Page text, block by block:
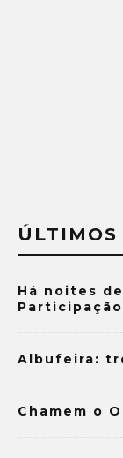
ÚLTIMOS
Há noites
Albufeira:
Chamem o